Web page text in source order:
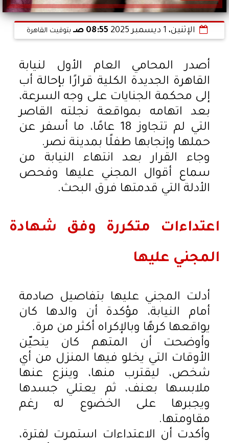
الإثنين، 1 ديسمبر 2025 08:55 صـ بتوقيت القاهرة
أصدر المحامي العام الأول لنيابة
القاهرة الجديدة الكلية قرارًا بإحالة أب
إلى محكمة الجنايات على وجه السرعة،
بعد اتهامه بمواقعة نجلته القاصر
التي لم تتجاوز 18 عامًا، ما أسفر عن
حملها وإنجابها طفلًا بمدينة نصر.
وجاء القرار بعد انتهاء النيابة من
سماع أقوال المجني عليها وفحص
الأدلة التي قدمتها فرق البحث.
اعتداءات متكررة وفق شهادة
المجني عليها
أدلت المجني عليها بتفاصيل صادمة
أمام النيابة، مؤكدة أن والدها كان
يواقعها كرهًا وبالإكراه أكثر من مرة.
وأوضحت أن المتهم كان يتحيّن
الأوقات التي يخلو فيها المنزل من أي
شخص، ليقترب منها، وينزع عنها
ملابسها بعنف، ثم يعتلي جسدها
ويجبرها على الخضوع له رغم
مقاومتها.
وأكدت أن الاعتداءات استمرت لفترة،